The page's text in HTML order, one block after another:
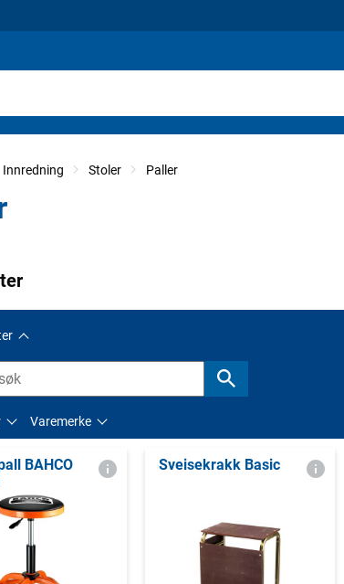
Innredning Stoler Paller
Varemerke
BAHCO
Sveisekrakk Basic